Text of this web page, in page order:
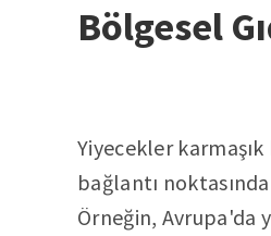
Bölgesel
Yiyecekler
bağlantı
Örneğin, Avrupa'da